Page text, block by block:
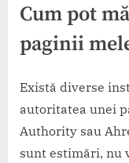
Cum pot
paginii
Există diverse
autoritatea unei
Authority sau
sunt estimări, nu